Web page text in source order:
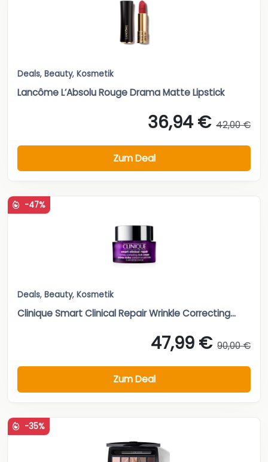
Deals, Beauty, Kosmetik
Lancôme L’Absolu Rouge Drama Matte Lipstick
36,94 € 42,00 €
Zum Deal
-47%
Deals, Beauty, Kosmetik
Clinique Smart Clinical Repair Wrinkle Correcting...
47,99 € 90,00 €
Zum Deal
-35%